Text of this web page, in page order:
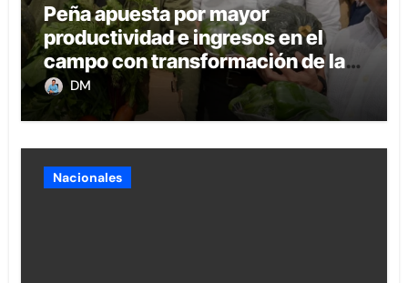
Peña apuesta por mayor
productividad e ingresos en el
campo con transformación de la
agricultura familiar
DM
Nacionales